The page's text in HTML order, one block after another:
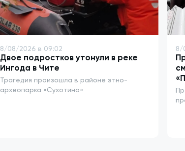
8/08/2026 в 09:02
Двое подростков утонули в реке
Ингода в Чите
Трагедия произошла в районе этно-
археопарка «Сухотино»
8/